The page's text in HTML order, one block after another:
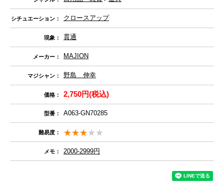
シチュエーション： クロースアップ
現象： 貫通
メーカー： MAJION
マジシャン： 野島 伸幸
価格： 2,750円(税込)
型番： A063-GN70285
難易度：
メモ： 2000-2999円